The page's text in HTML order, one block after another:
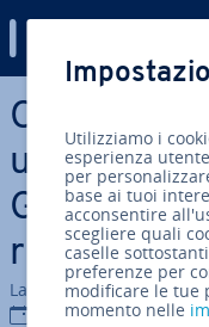
Vai al contenuto
Operatori
una
Google e
ricerca
La redazione di IONOS
27 ott 2021
Utilizziamo i
esperienza
per
base ai tuoi
acconsentire
scegliere quali
caselle
preferenze per
modificare le tue
momento nelle